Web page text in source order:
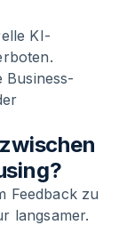
KI-
Feedback zu
langsamer.